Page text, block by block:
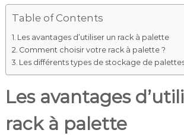
Table of Contents
Les avantages d’utiliser un rack à palette
Comment choisir votre rack à palette ?
Les différents types de stockage de
Les avantages
rack à palette